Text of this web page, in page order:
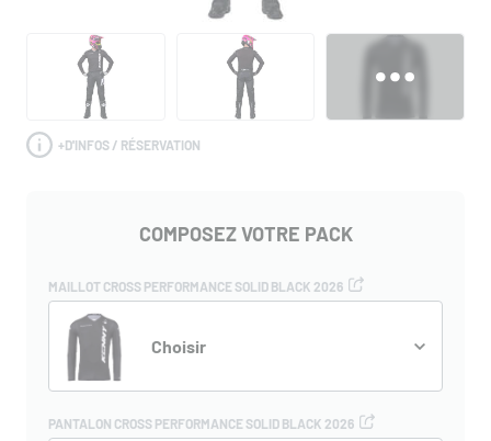
+D'INFOS / RÉSERVATION
COMPOSEZ VOTRE PACK
MAILLOT CROSS PERFORMANCE SOLID BLACK 2026
Choisir
PANTALON CROSS PERFORMANCE SOLID BLACK 2026